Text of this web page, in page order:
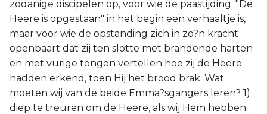
zodanige discipelen op, voor wie de paastijding: "De
Heere is opgestaan" in het begin een verhaaltje is,
maar voor wie de opstanding zich in zo?n kracht
openbaart dat zij ten slotte met brandende harten
en met vurige tongen vertellen hoe zij de Heere
hadden erkend, toen Hij het brood brak. Wat
moeten wij van de beide Emma?sgangers leren? 1)
diep te treuren om de Heere, als wij Hem hebben